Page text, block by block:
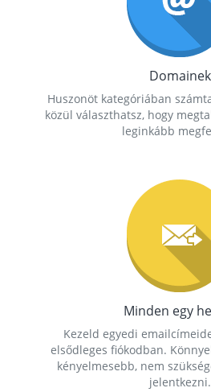
Domainek
Huszonöt kategóriában
közül választhatsz, hogy
leginkább
Minden egy
Kezeld egyedi
elsődleges fiókodban.
kényelmesebb, nem
jelentkezni.